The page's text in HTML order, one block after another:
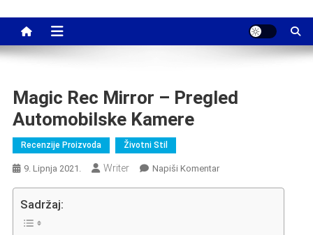
Magic Rec Mirror – Pregled
Automobilske Kamere
Recenzije Proizvoda Životni Stil
9. Lipnja 2021. Writer Napiši KomentarOn
Sadržaj: